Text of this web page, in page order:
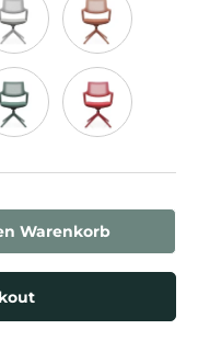
Braun
Warenkorb